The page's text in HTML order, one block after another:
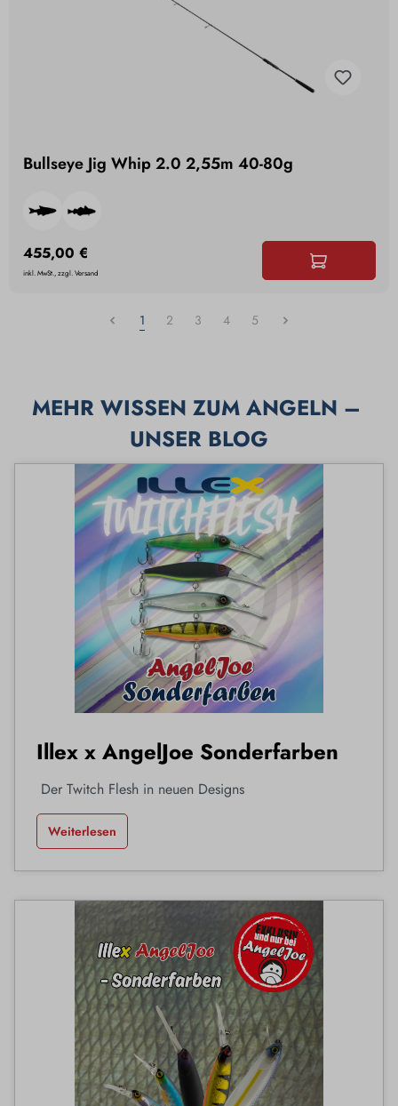
Bullseye Jig Whip 2.0 2,55m 40-80g
455,00 €
inkl. MwSt., zzgl. Versand
1 2 3 4 5
MEHR WISSEN ZUM ANGELN –
UNSER BLOG
Illex x AngelJoe Sonderfarben
Der Twitch Flesh in neuen Designs
Weiterlesen